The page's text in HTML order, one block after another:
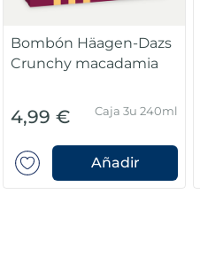
Bombón Häagen-Dazs
Crunchy macadamia
4,99 € Caja 3u 240ml
Añadir